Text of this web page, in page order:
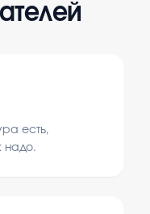
есть,
надо.